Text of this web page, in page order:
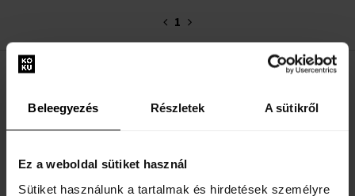
Beleegyezés Részletek A sütikről
Ez a weboldal sütiket használ
Sütiket használunk a tartalmak és hirdetések személyre
1
Kapcsolat